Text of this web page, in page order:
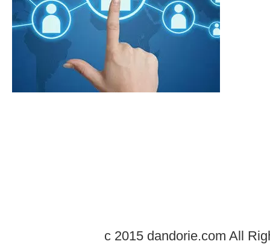
c 2015 dandorie.com All